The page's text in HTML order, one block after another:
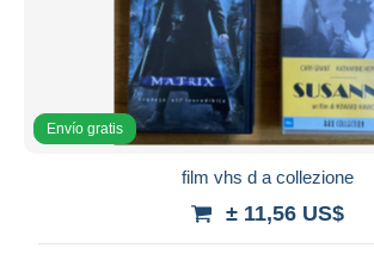
Envío gratis
film vhs d a collezione
± 11,56 US$